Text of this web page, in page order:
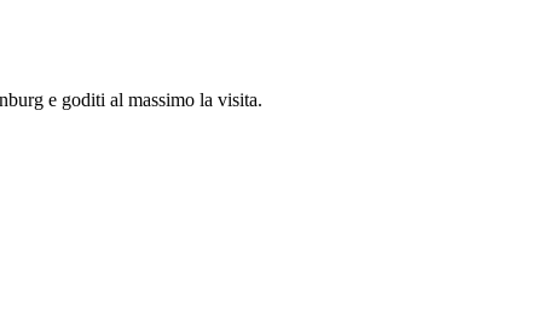
e goditi al massimo la visita.